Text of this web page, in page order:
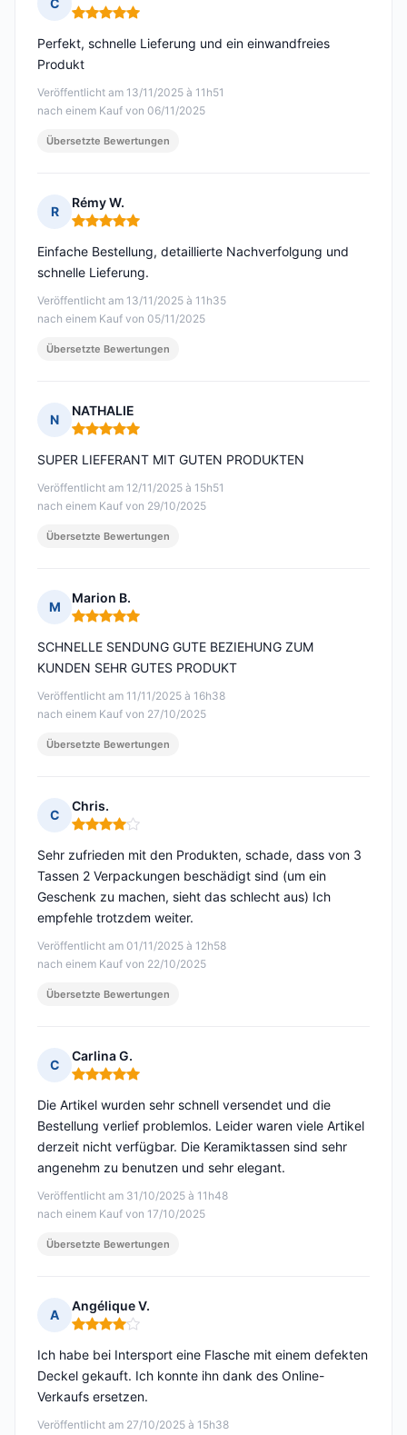
C
Hinweis: 5 von 5
Veröffentlicht am 13/11/2025 à 11h51
nach einem Kauf von 06/11/2025
Perfekt, schnelle Lieferung und ein einwandfreies
Produkt
Übersetzte Bewertungen
R
Rémy W.
Hinweis: 5 von 5
Veröffentlicht am 13/11/2025 à 11h35
nach einem Kauf von 05/11/2025
Einfache Bestellung, detaillierte Nachverfolgung und
schnelle Lieferung.
Übersetzte Bewertungen
N
NATHALIE
Hinweis: 5 von 5
Veröffentlicht am 12/11/2025 à 15h51
nach einem Kauf von 29/10/2025
SUPER LIEFERANT MIT GUTEN PRODUKTEN
Übersetzte Bewertungen
M
Marion B.
Hinweis: 5 von 5
Veröffentlicht am 11/11/2025 à 16h38
nach einem Kauf von 27/10/2025
SCHNELLE SENDUNG GUTE BEZIEHUNG ZUM
KUNDEN SEHR GUTES PRODUKT
Übersetzte Bewertungen
C
Chris.
Hinweis: 4 von 5
Veröffentlicht am 01/11/2025 à 12h58
nach einem Kauf von 22/10/2025
Sehr zufrieden mit den Produkten, schade, dass von 3
Tassen 2 Verpackungen beschädigt sind (um ein
Geschenk zu machen, sieht das schlecht aus) Ich
empfehle trotzdem weiter.
Übersetzte Bewertungen
C
Carlina G.
Hinweis: 5 von 5
Veröffentlicht am 31/10/2025 à 11h48
nach einem Kauf von 17/10/2025
Die Artikel wurden sehr schnell versendet und die
Bestellung verlief problemlos. Leider waren viele Artikel
derzeit nicht verfügbar. Die Keramiktassen sind sehr
angenehm zu benutzen und sehr elegant.
Übersetzte Bewertungen
A
Angélique V.
Hinweis: 4 von 5
Veröffentlicht am 27/10/2025 à 15h38
Ich habe bei Intersport eine Flasche mit einem defekten
Deckel gekauft. Ich konnte ihn dank des Online-
Verkaufs ersetzen.